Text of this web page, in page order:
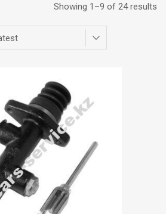
Showing 1–9 of 24 results